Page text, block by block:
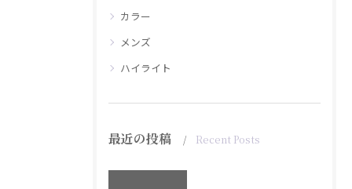
カラー
メンズ
ハイライト
最近の投稿 Recent Posts